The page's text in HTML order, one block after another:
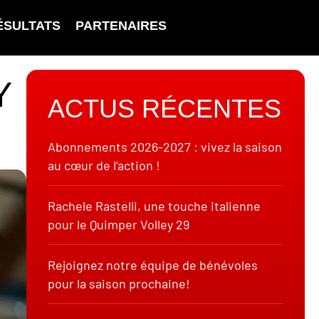
PARTENAIRES
ACTUS RÉCENTES
Abonnements 2026-2027 : vivez la saison
au cœur de l’action !
Rachele Rastelli, une touche italienne
pour le Quimper Volley 29
Rejoignez notre équipe de bénévoles
pour la saison prochaine!